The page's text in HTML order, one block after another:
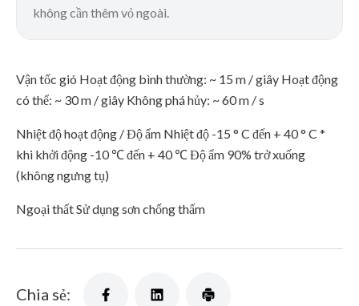
không cần thêm vỏ ngoài.
Vận tốc gió Hoạt động bình thường: ~ 15 m / giây Hoạt động
có thể: ~ 30 m / giây Không phá hủy: ~ 60 m / s
Nhiệt độ hoạt động / Độ ẩm Nhiệt độ -15 ° C đến + 40 ° C *
khi khởi động -10 ℃ đến + 40 ℃ Độ ẩm 90% trở xuống
(không ngưng tụ)
Ngoại thất Sử dụng sơn chống thấm
Chia sẻ: